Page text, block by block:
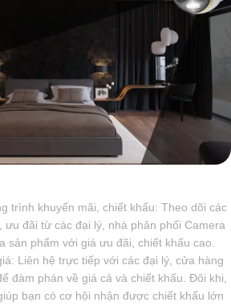
trình khuyến mãi, chiết khấu: Theo dõi các
đãi từ các đại lý, nhà phân phối Camera
sản phẩm với giá ưu đãi, chiết khấu cao.
Liên hệ trực tiếp với các đại lý, cửa hàng
đàm phán về giá cả và chiết khấu. Đôi khi,
bạn có cơ hội nhận được chiết khấu lớn